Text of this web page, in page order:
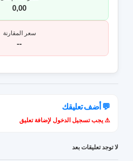
0,00
سعر المقارنة
--
💬 أضف تعليقك
⚠️ يجب تسجيل الدخول لإضافة تعليق
لا توجد تعليقات بعد